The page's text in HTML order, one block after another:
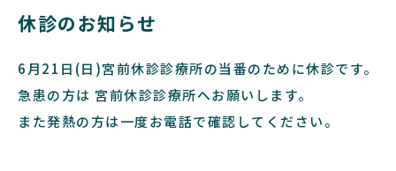
休診のお知らせ
6月21日(日)宮前休診診療所の当番のために休診です。
急患の方は 宮前休診診療所へお願いします。
また発熱の方は一度お電話で確認してください。